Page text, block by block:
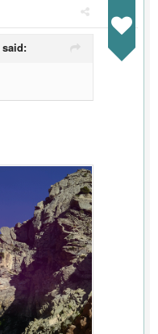
said: